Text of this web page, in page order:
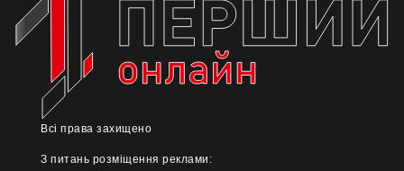
Всі права захищено
З питань розміщення реклами: